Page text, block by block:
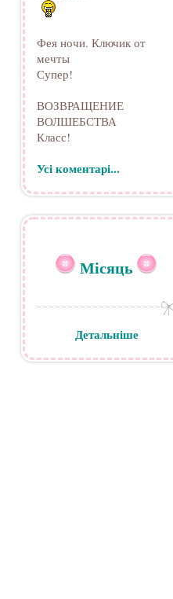
Фея ночи. Ключик от
мечты
Супер!
ВОЗВРАЩЕНИЕ
ВОЛШЕБСТВА
Класс!
Усі коментарі...
Місяць
Детальніше